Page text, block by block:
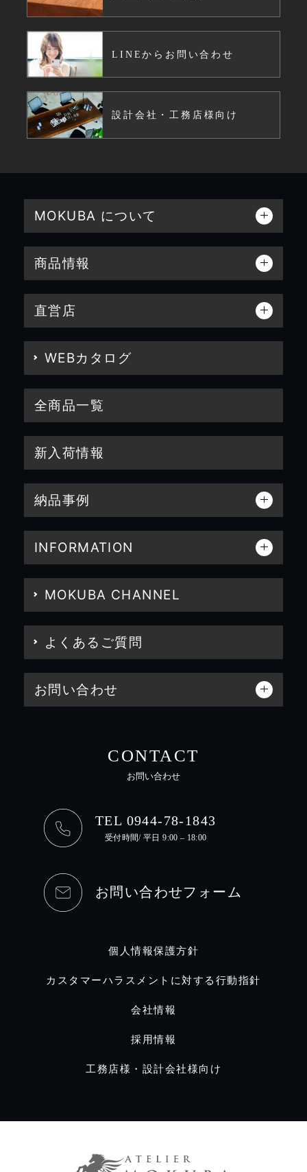
LINEからお問い合わせ
設計会社・工務店様向け
MOKUBA について
商品情報
直営店
WEBカタログ
全商品一覧
新入荷情報
納品事例
INFORMATION
MOKUBA CHANNEL
よくあるご質問
お問い合わせ
CONTACT
お問い合わせ
TEL 0944-78-1843
受付時間/ 平日 9:00 – 18:00
お問い合わせフォーム
個人情報保護方針
カスタマーハラスメントに対する行動指針
会社情報
採用情報
工務店様・設計会社様向け